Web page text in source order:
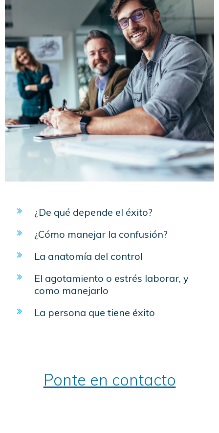
¿De qué depende el éxito?
¿Cómo manejar la confusión?
La anatomía del control
El agotamiento o estrés laborar, y
como manejarlo
La persona que tiene éxito
Ponte en contacto